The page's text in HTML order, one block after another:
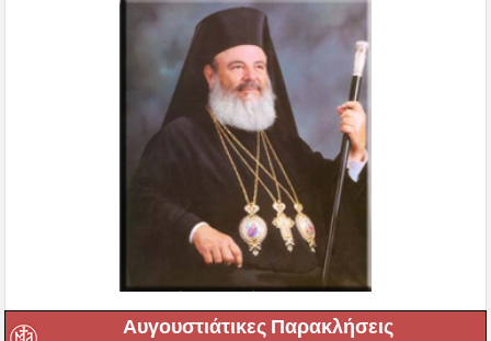
Αυγουστιάτικες Παρακλήσεις